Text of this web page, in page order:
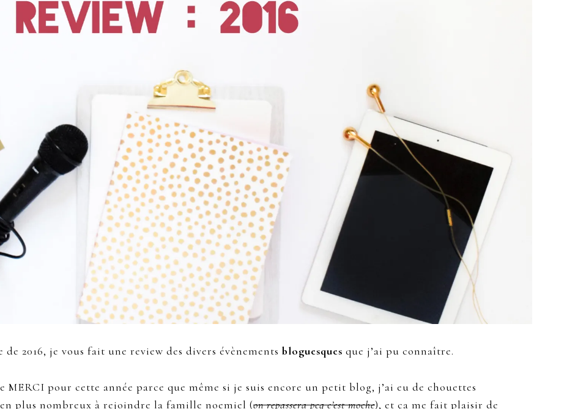
2016, je vous fait une review des divers évènements bloguesques que j’ai pu connaître.
pour cette année parce que même si je suis encore un petit blog, j’ai eu de chouettes
plus nombreux à rejoindre la famille noemiel (on repassera pcq c’est moche), et ça me fait plaisir de